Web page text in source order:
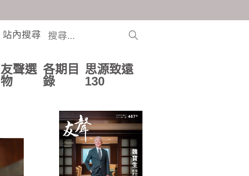
友聲選
物
各期目
錄
思源致遠
130
站內搜尋